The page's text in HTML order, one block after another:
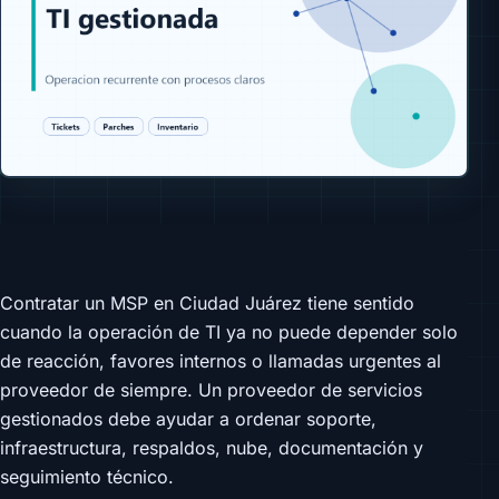
Contratar un MSP en Ciudad Juárez tiene sentido
cuando la operación de TI ya no puede depender solo
de reacción, favores internos o llamadas urgentes al
proveedor de siempre. Un proveedor de servicios
gestionados debe ayudar a ordenar soporte,
infraestructura, respaldos, nube, documentación y
seguimiento técnico.